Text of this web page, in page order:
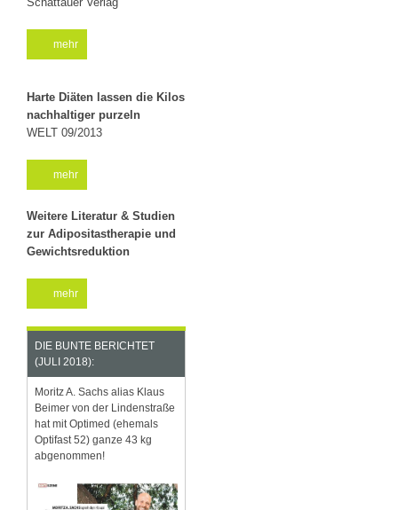
mehr
Harte Diäten lassen die Kilos
nachhaltiger purzeln
WELT 09/2013
mehr
Weitere Literatur & Studien
zur Adipositastherapie und
Gewichtsreduktion
mehr
DIE BUNTE BERICHTET
(JULI 2018):
Moritz A. Sachs alias Klaus
Beimer von der Lindenstraße
hat mit Optimed (ehemals
Optifast 52) ganze 43 kg
abgenommen!